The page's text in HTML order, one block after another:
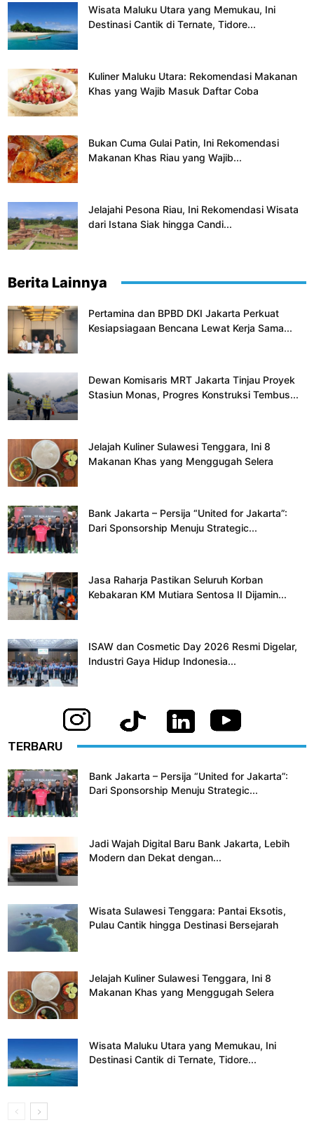
Wisata Maluku Utara yang Memukau, Ini
Destinasi Cantik di Ternate, Tidore...
Kuliner Maluku Utara: Rekomendasi Makanan
Khas yang Wajib Masuk Daftar Coba
Bukan Cuma Gulai Patin, Ini Rekomendasi
Makanan Khas Riau yang Wajib...
Jelajahi Pesona Riau, Ini Rekomendasi Wisata
dari Istana Siak hingga Candi...
Berita Lainnya
Pertamina dan BPBD DKI Jakarta Perkuat
Kesiapsiagaan Bencana Lewat Kerja Sama...
Dewan Komisaris MRT Jakarta Tinjau Proyek
Stasiun Monas, Progres Konstruksi Tembus...
Jelajah Kuliner Sulawesi Tenggara, Ini 8
Makanan Khas yang Menggugah Selera
Bank Jakarta – Persija “United for Jakarta”:
Dari Sponsorship Menuju Strategic...
Jasa Raharja Pastikan Seluruh Korban
Kebakaran KM Mutiara Sentosa II Dijamin...
ISAW dan Cosmetic Day 2026 Resmi Digelar,
Industri Gaya Hidup Indonesia...
TERBARU
Bank Jakarta – Persija “United for Jakarta”:
Dari Sponsorship Menuju Strategic...
Jadi Wajah Digital Baru Bank Jakarta, Lebih
Modern dan Dekat dengan...
Wisata Sulawesi Tenggara: Pantai Eksotis,
Pulau Cantik hingga Destinasi Bersejarah
Jelajah Kuliner Sulawesi Tenggara, Ini 8
Makanan Khas yang Menggugah Selera
Wisata Maluku Utara yang Memukau, Ini
Destinasi Cantik di Ternate, Tidore...